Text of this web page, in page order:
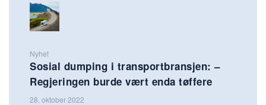
Nyhet
Sosial dumping i transportbransjen: –
Regjeringen burde vært enda tøffere
28. oktober 2022